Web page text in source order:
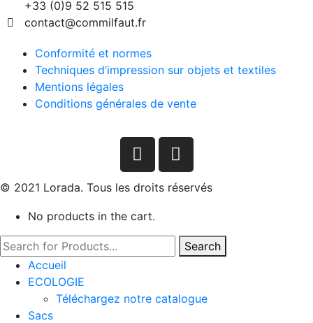
+33 (0)9 52 515 515
contact@commilfaut.fr
Conformité et normes
Techniques d’impression sur objets et textiles
Mentions légales
Conditions générales de vente
© 2021 Lorada. Tous les droits réservés
No products in the cart.
Search
Accueil
ECOLOGIE
Téléchargez notre catalogue
Sacs